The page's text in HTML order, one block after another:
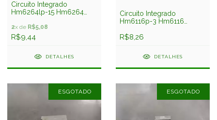
Circuito Integrado
Hm6264lp-15 Hm6264
2x de R$5,08
R$9,44
DETALHES
Circuito Integrado
Hm6116p-3 Hm6116
R$8,26
DETALHES
ESGOTADO ESGOTADO